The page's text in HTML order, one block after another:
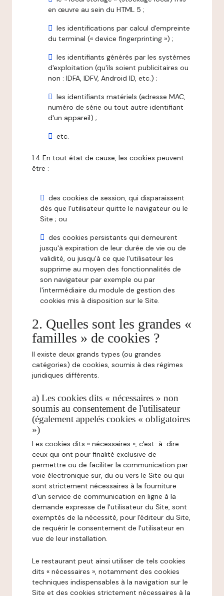
en œuvre au sein du HTML 5 ;
les identifications par calcul d'empreinte
du terminal (« device fingerprinting ») ;
les identifiants générés par les systèmes
d'exploitation (qu'ils soient publicitaires ou
non : IDFA, IDFV, Android ID, etc.) ;
les identifiants matériels (adresse MAC,
numéro de série ou tout autre identifiant
d'un appareil) ;
etc.
1.4 En tout état de cause, les cookies peuvent
être :
des cookies de session, qui disparaissent
dès que l'utilisateur quitte le navigateur ou le
Site ; ou
des cookies persistants qui demeurent
jusqu'à expiration de leur durée de vie ou de
validité, ou jusqu'à ce que l'utilisateur les
supprime au moyen des fonctionnalités de
son navigateur par exemple ou par
l'intermédiaire du module de gestion des
cookies mis à disposition sur le Site.
2. Quelles sont les grandes «
familles » de cookies ?
Il existe deux grands types (ou grandes
catégories) de cookies, soumis à des régimes
juridiques différents.
a) Les cookies dits « nécessaires » non
soumis au consentement de l'utilisateur
(également appelés cookies « obligatoires
»)
Les cookies dits « nécessaires », c'est-à-dire
ceux qui ont pour finalité exclusive de
permettre ou de faciliter la communication par
voie électronique sur, du ou vers le Site ou qui
sont strictement nécessaires à la fourniture
d'un service de communication en ligne à la
demande expresse de l'utilisateur du Site, sont
exemptés de la nécessité, pour l'éditeur du Site,
de requérir le consentement de l'utilisateur en
vue de leur installation.
Le restaurant peut ainsi utiliser de tels cookies
dits « nécessaires », notamment des cookies
techniques indispensables à la navigation sur le
Site et des cookies strictement nécessaires à la